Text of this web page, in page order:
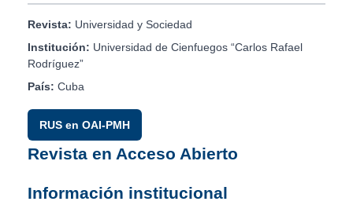
Revista: Universidad y Sociedad
Institución: Universidad de Cienfuegos “Carlos Rafael
Rodríguez”
País: Cuba
RUS en OAI-PMH
Revista en Acceso Abierto
Información institucional